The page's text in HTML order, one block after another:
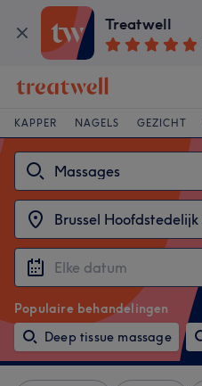
Treatwell
KAPPER NAGELS GEZICHT
Populaire behandelingen
Deep tissue massage